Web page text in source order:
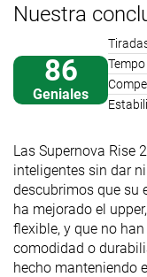
Nuestra
86
Geniales
Tempo
Las Supernova Rise
inteligentes sin dar
descubrimos que su
ha mejorado el
flexible, y que no
comodidad o
hecho manteniendo